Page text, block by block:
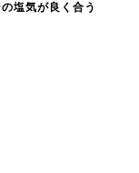
塩気が良く合う